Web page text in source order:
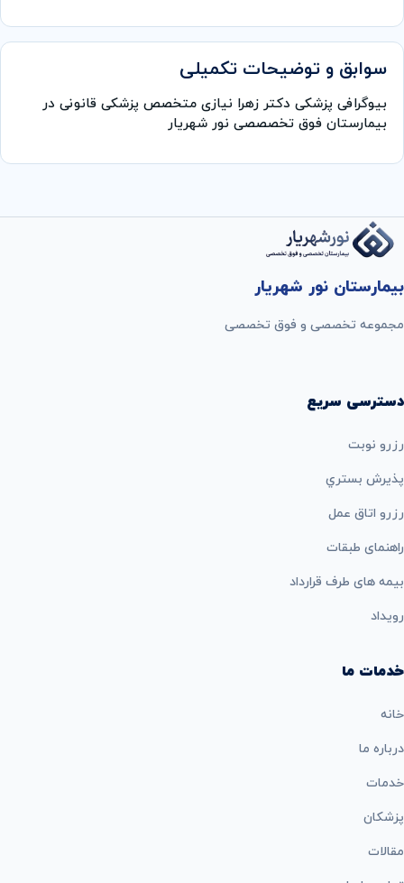
سوابق و توضیحات تکمیلی
بیوگرافی پزشکی دکتر زهرا نیازی متخصص پزشکی قانونی در
بیمارستان فوق تخصصصی نور شهریار
بیمارستان نور شهریار
مجموعه تخصصی و فوق تخصصی
دسترسی سریع
رزرو نوبت
پذيرش بستري
رزرو اتاق عمل
راهنمای طبقات
بيمه های طرف قرارداد
رویداد
خدمات ما
خانه
درباره ما
خدمات
پزشکان
مقالات